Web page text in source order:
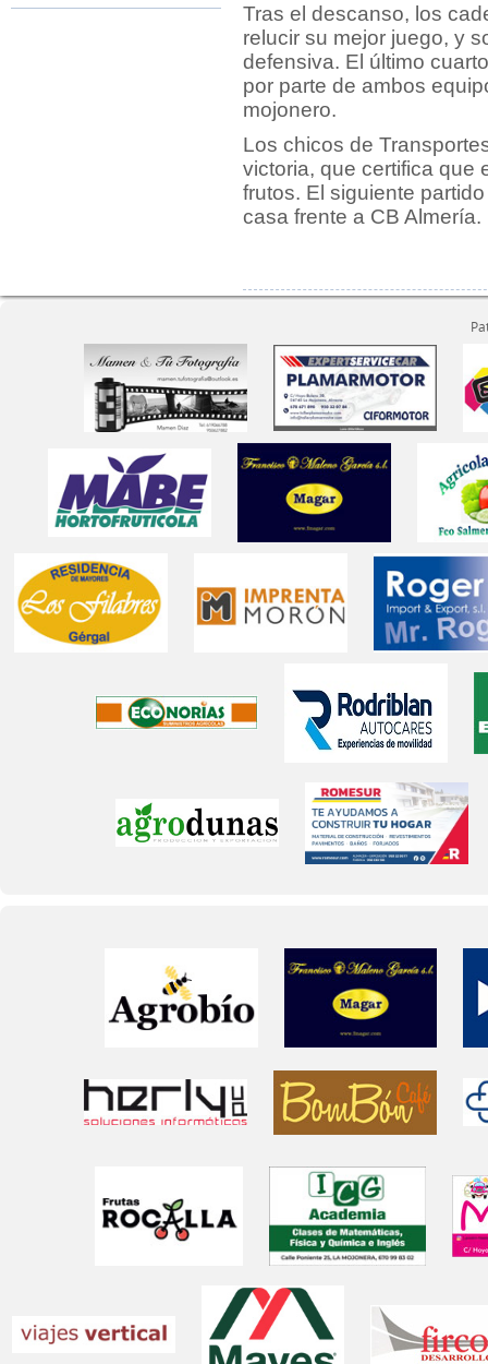
Tras el descanso, los
relucir su mejor juego, y
defensiva. El último
por parte de ambos
mojonero.
Los chicos de
victoria, que certifica que
frutos. El siguiente
casa frente a CB Almería.